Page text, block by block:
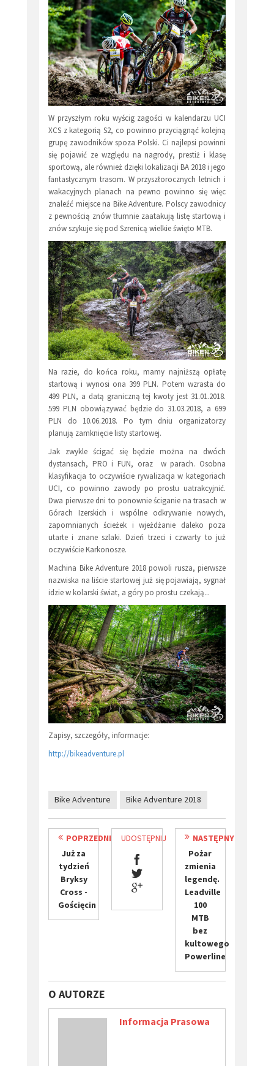
W przyszłym roku wyścig zagości w kalendarzu UCI
XCS z kategorią S2, co powinno przyciągnąć kolejną
grupę zawodników spoza Polski. Ci najlepsi powinni
się pojawić ze względu na nagrody, prestiż i klasę
sportową, ale również dzięki lokalizacji BA 2018 i jego
fantastycznym trasom. W przyszłorocznych letnich i
wakacyjnych planach na pewno powinno się więc
znaleźć miejsce na Bike Adventure. Polscy zawodnicy
z pewnością znów tłumnie zaatakują listę startową i
znów szykuje się pod Szrenicą wielkie święto MTB.
Na razie, do końca roku, mamy najniższą opłatę
startową i wynosi ona 399 PLN. Potem wzrasta do
499 PLN, a datą graniczną tej kwoty jest 31.01.2018.
599 PLN obowiązywać będzie do 31.03.2018, a 699
PLN do 10.06.2018. Po tym dniu organizatorzy
planują zamknięcie listy startowej.
Jak zwykle ścigać się będzie można na dwóch
dystansach, PRO i FUN, oraz w parach. Osobna
klasyfikacja to oczywiście rywalizacja w kategoriach
UCI, co powinno zawody po prostu uatrakcyjnić.
Dwa pierwsze dni to ponownie ściganie na trasach w
Górach Izerskich i wspólne odkrywanie nowych,
zapomnianych ścieżek i wjeżdżanie daleko poza
utarte i znane szlaki. Dzień trzeci i czwarty to już
oczywiście Karkonosze.
Machina Bike Adventure 2018 powoli rusza, pierwsze
nazwiska na liście startowej już się pojawiają, sygnał
idzie w kolarski świat, a góry po prostu czekają...
Zapisy, szczegóły, informacje:
http://bikeadventure.pl
Bike Adventure Bike Adventure 2018
POPRZEDNI
Już za
tydzień
Bryksy
Cross -
Gościęcin
UDOSTĘPNIJ
NASTĘPNY
Pożar
zmienia
legendę.
Leadville
100
MTB
bez
kultowego
Powerline
O AUTORZE
Informacja Prasowa